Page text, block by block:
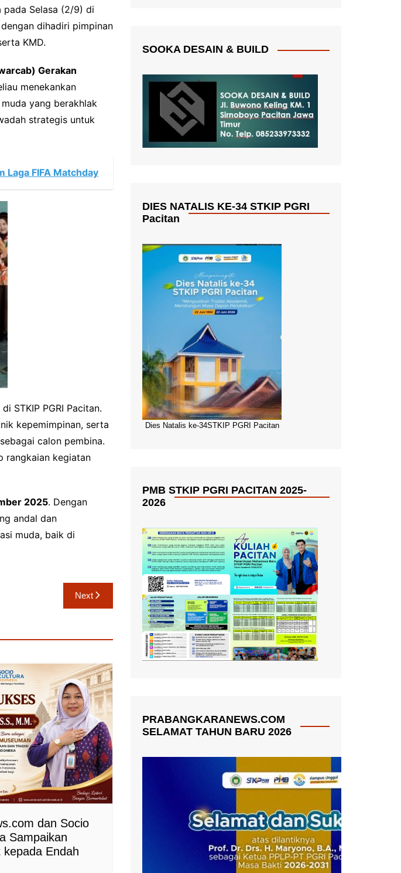
pada Selasa (2/9) di
dihadiri pimpinan
KMD.
Gerakan
menekankan
yang berakhlak
strategis untuk
Laga FIFA Matchday
STKIP PGRI Pacitan.
kepemimpinan, serta
calon pembina.
rangkaian kegiatan
2025. Dengan
andal dan
muda, baik di
Next
dan Socio
Sampaikan
Endah
SOOKA DESAIN & BUILD
DIES NATALIS KE-34 STKIP PGRI
Pacitan
Dies Natalis ke-34STKIP PGRI Pacitan
PMB STKIP PGRI PACITAN 2025-
2026
PRABANGKARANEWS.COM
SELAMAT TAHUN BARU 2026